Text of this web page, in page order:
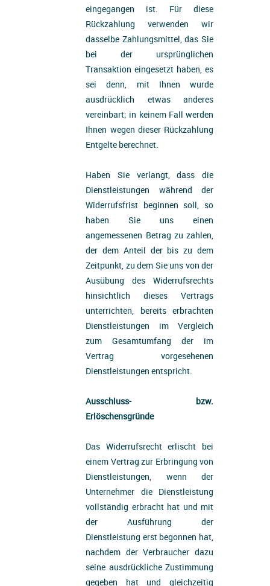
eingegangen ist. Für diese
Rückzahlung verwenden wir
dasselbe Zahlungsmittel, das Sie
bei der ursprünglichen
Transaktion eingesetzt haben, es
sei denn, mit Ihnen wurde
ausdrücklich etwas anderes
vereinbart; in keinem Fall werden
Ihnen wegen dieser Rückzahlung
Entgelte berechnet.
Haben Sie verlangt, dass die
Dienstleistungen während der
Widerrufsfrist beginnen soll, so
haben Sie uns einen
angemessenen Betrag zu zahlen,
der dem Anteil der bis zu dem
Zeitpunkt, zu dem Sie uns von der
Ausübung des Widerrufsrechts
hinsichtlich dieses Vertrags
unterrichten, bereits erbrachten
Dienstleistungen im Vergleich
zum Gesamtumfang der im
Vertrag vorgesehenen
Dienstleistungen entspricht.
Ausschluss- bzw.
Erlöschensgründe
Das Widerrufsrecht erlischt bei
einem Vertrag zur Erbringung von
Dienstleistungen, wenn der
Unternehmer die Dienstleistung
vollständig erbracht hat und mit
der Ausführung der
Dienstleistung erst begonnen hat,
nachdem der Verbraucher dazu
seine ausdrückliche Zustimmung
gegeben hat und gleichzeitig